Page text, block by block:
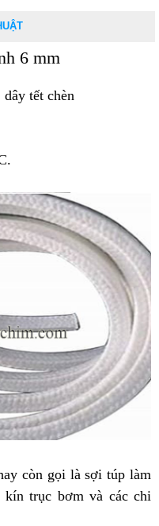
6 mm
tết chèn
còn gọi là sợi túp làm
kín trục bơm và các chi